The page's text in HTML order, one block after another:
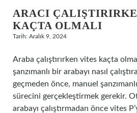
ARACI
KAÇTA OLMALI
Tarih: Aralık 9, 2024
Araba çalıştırırken vites kaçta
şanzımanlı bir arabayı nasıl
geçmeden önce, manuel
sürecini gerçekleştirmek gerekir.
arabayı çalıştırmadan önce vites